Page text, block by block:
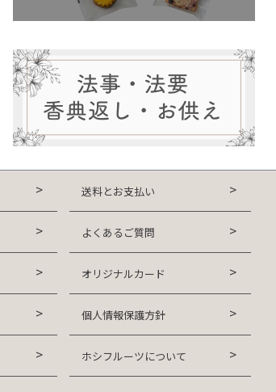
送料とお支払い
よくあるご質問
オリジナルカード
個人情報保護方針
ホシフルーツについて